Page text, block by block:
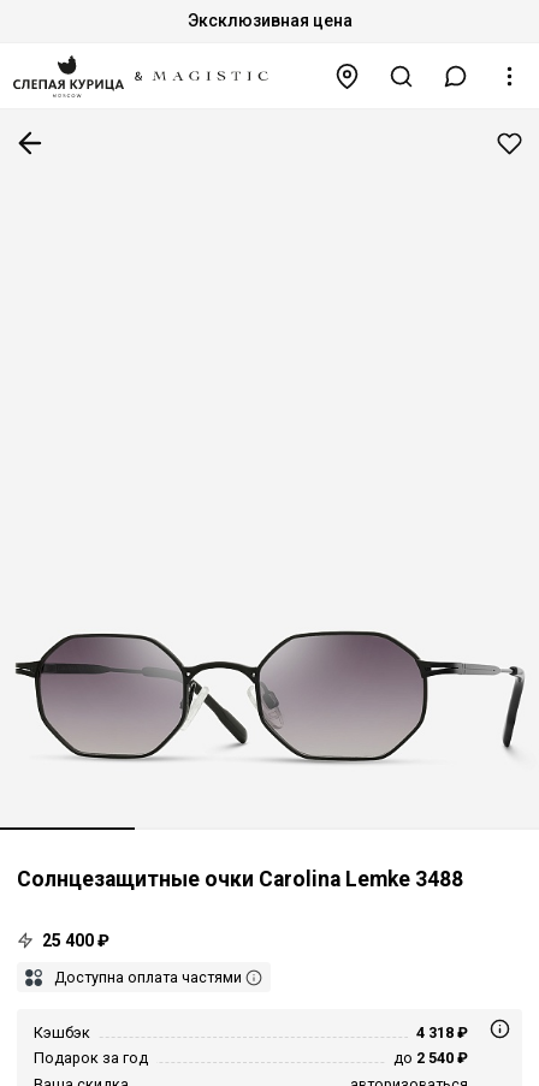
Эксклюзивная цена
Солнцезащитные очки Carolina Lemke 3488
25 400 ₽
Доступна оплата частями
Кэшбэк
4 318 ₽
Подарок за год
до 2 540 ₽